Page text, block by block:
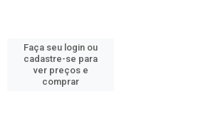
Faça seu login ou
cadastre-se para
ver preços e
comprar